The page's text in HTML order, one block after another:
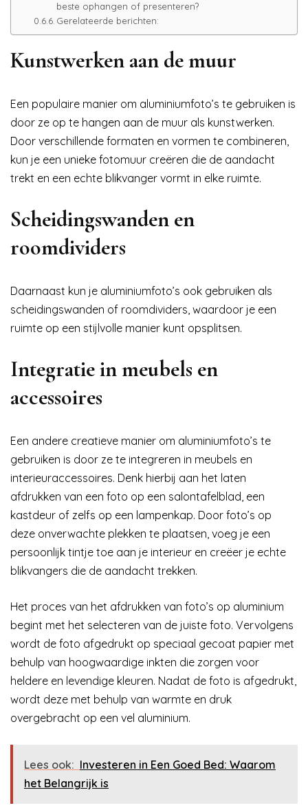
beste ophangen of presenteren?
Gerelateerde berichten:
Kunstwerken aan de muur
Een populaire manier om aluminiumfoto’s te gebruiken is
door ze op te hangen aan de muur als kunstwerken.
Door verschillende formaten en vormen te combineren,
kun je een unieke fotomuur creëren die de aandacht
trekt en een echte blikvanger vormt in elke ruimte.
Scheidingswanden en
roomdividers
Daarnaast kun je aluminiumfoto’s ook gebruiken als
scheidingswanden of roomdividers, waardoor je een
ruimte op een stijlvolle manier kunt opsplitsen.
Integratie in meubels en
accessoires
Een andere creatieve manier om aluminiumfoto’s te
gebruiken is door ze te integreren in meubels en
interieuraccessoires. Denk hierbij aan het laten
afdrukken van een foto op een salontafelblad, een
kastdeur of zelfs op een lampenkap. Door foto’s op
deze onverwachte plekken te plaatsen, voeg je een
persoonlijk tintje toe aan je interieur en creëer je echte
blikvangers die de aandacht trekken.
Het proces van het afdrukken van foto’s op aluminium
begint met het selecteren van de juiste foto. Vervolgens
wordt de foto afgedrukt op speciaal gecoat papier met
behulp van hoogwaardige inkten die zorgen voor
heldere en levendige kleuren. Nadat de foto is afgedrukt,
wordt deze met behulp van warmte en druk
overgebracht op een vel aluminium.
Lees ook: Investeren in Een Goed Bed: Waarom
het Belangrijk is